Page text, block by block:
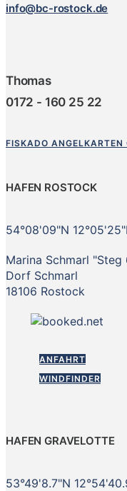
info@bc-rostock.de
Thomas
0172 - 160 25 22
FISKADO ANGELKARTEN
HAFEN ROSTOCK
54°08'09"N
Marina Schmarl "Steg
Dorf Schmarl
18106 Rostock
ANFAHRT
WINDFINDER
HAFEN GRAVELOTTE
53°49'8.7"N